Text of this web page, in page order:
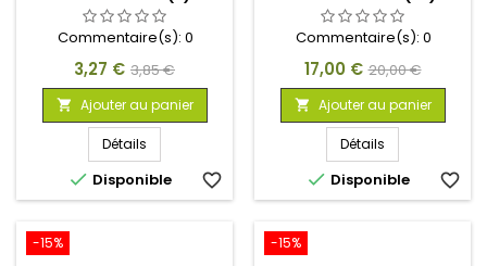
Commentaire(s): 0
Prix
3,27 € Prix
de
base
3,85 €
 Ajouter au panier
Détails
 Disponible favorite_border
Commentaire(s): 0
Prix
17,00 € Prix
de
base
20,00 €
 Ajouter au panier
Détails
 Disponible favorite_border
-15% -15%